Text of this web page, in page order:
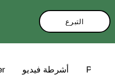
التبرع
أشرطة فيديو Plus